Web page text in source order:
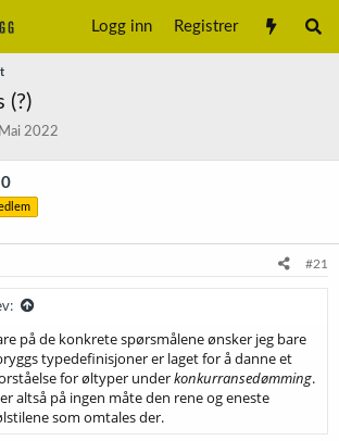
Logg inn Registrer
(?)
2022
#21
på de konkrete spørsmålene ønsker jeg bare
typedefinisjoner er laget for å danne et
for øltyper underkonkurransedømming.
altså på ingen måte den rene og eneste
som omtales der.